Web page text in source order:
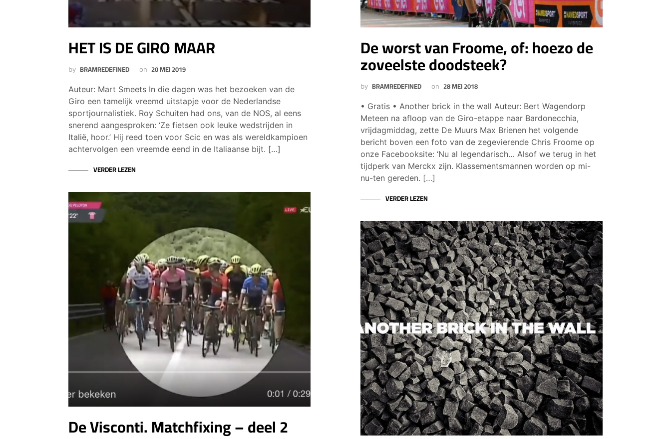
HET IS DE GIRO MAAR
by BRAMREDEFINED on 20 MEI 2019
Auteur: Mart Smeets In die dagen was het bezoeken van de
Giro een tamelijk vreemd uitstapje voor de Nederlandse
sportjournalistiek. Roy Schuiten had ons, van de NOS, al eens
snerend aangesproken: ‘Ze fietsen ook leuke wedstrijden in
Italië, hoor.’ Hij reed toen voor Scic en was als wereldkampioen
achtervolgen een vreemde eend in de Italiaanse bijt. […]
VERDER LEZEN
De Visconti. Matchfixing – deel 2
De worst van Froome, of: hoezo de
zoveelste doodsteek?
by BRAMREDEFINED on 28 MEI 2018
• Gratis • Another brick in the wall Auteur: Bert Wagendorp
Meteen na afloop van de Giro-etappe naar Bardonecchia,
vrijdagmiddag, zette De Muurs Max Brienen het volgende
bericht boven een foto van de zegevierende Chris Froome op
onze Facebooksite: ‘Nu al legendarisch… Alsof we terug in het
tijdperk van Merckx zijn. Klassementsmannen worden op mi-
nu-ten gereden. […]
VERDER LEZEN